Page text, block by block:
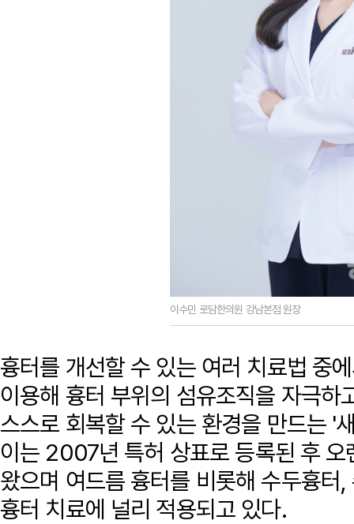
이수민 로담한의원 강남본점 원장
흉터를 개선할 수 있는 여러 치료법 중
이용해 흉터 부위의 섬유조직을 자극하
스스로 회복할 수 있는 환경을 만드는 '
이는 2007년 특허 상표로 등록된 후
왔으며 여드름 흉터를 비롯해 수두흉터
흉터 치료에 널리 적용되고 있다.